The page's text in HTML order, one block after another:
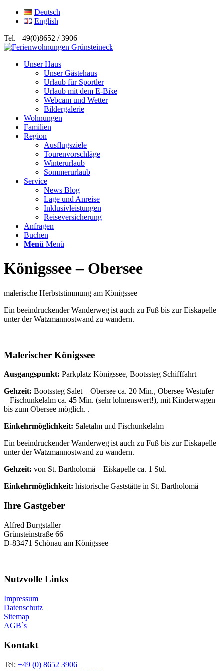
Deutsch
English
Tel. +49(0)8652 / 3906
Unser Haus
Unser Gästehaus
Urlaub für Sportler
Urlaub mit dem E-Bike
Webcam und Wetter
Bildergalerie
Wohnungen
Familien
Region
Ausflugsziele
Tourenvorschläge
Winterurlaub
Sommerurlaub
Service
News Blog
Lage und Anreise
Inklusivleistungen
Reiseversicherung
Anfragen
Buchen
Menü Menü
Königssee – Obersee
malerische Herbststimmung am Königssee
Ein beeindruckender Wanderweg ist auch zu Fuß bis zur Eiskapelle
unter der Watzmannostwand zu wandern.
Malerischer Königssee
Ausgangspunkt: Parkplatz Königssee, Bootssteg Schifffahrt
Gehzeit: Bootssteg Salet – Obersee ca. 20 Min., Obersee Westufer
– Fischunkelalm ca. 45 Min. (sehr lohnenswert!), mit Kinderwagen
bis zum Obersee möglich. .
Einkehrmöglichkeit: Saletalm und Fischunkelalm
Ein beeindruckender Wanderweg ist auch zu Fuß bis zur Eiskapelle
unter der Watzmannostwand zu wandern.
Gehzeit: von St. Bartholomä – Eiskapelle ca. 1 Std.
Einkehrmöglichkeit: historische Gaststätte in St. Bartholomä
Ihre Gastgeber
Alfred Burgstaller
Grünsteinstraße 66
D-83471 Schönau am Königssee
Nutzvolle Links
Impressum
Datenschutz
Sitemap
AGB`s
Kontakt
Tel: +49 (0) 8652 3906